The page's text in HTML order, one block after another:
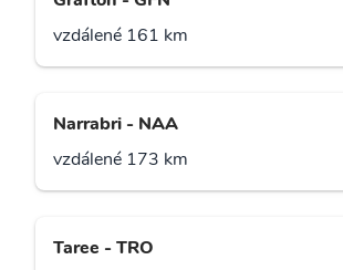
vzdálené 161 km
Narrabri - NAA
vzdálené 173 km
Taree - TRO